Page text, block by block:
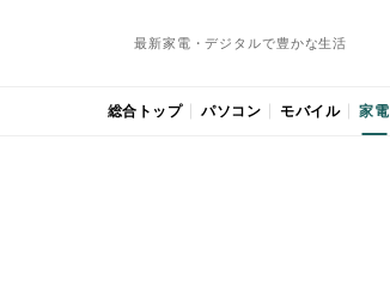
最新家電・デジタルで豊かな生活
総合トップ パソコン モバイル 家電